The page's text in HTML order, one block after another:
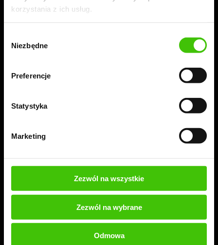
korzystania z ich usług.
zgody
Niezbędne
Preferencje
Statystyka
Marketing
Zezwól na wszystkie
Zezwól na wybrane
Odmowa
Zamów 100% bezpłatny audyt + ebook
Przeprowadzimy bezpłatny audyt Twojej strony lub
sklepu, a Ty dowiesz się, co warto wdrożyć, aby
skutecznie rozwijać swoją firmę.
ZAMÓW BEZPŁATNY AUDYT